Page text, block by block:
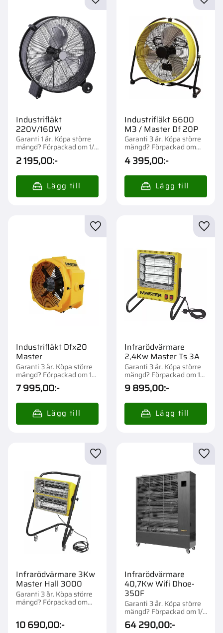
Industrifläkt
220V/160W
Garanti 1 år. Köpa större
mängd? Förpackad om 1/4
st.
2 195,00:-
Lägg till i favoriter
Industrifläkt 6600
M3 / Master Df 20P
Garanti 3 år. Köpa större
mängd? Förpackad om
1/18 st.
4 395,00:-
Industrifläkt Dfx20
Master
Garanti 3 år. Köpa större
mängd? Förpackad om 1
st.
7 995,00:-
Lägg till i favoriter
Infrarödvärmare
2,4Kw Master Ts 3A
Garanti 3 år. Köpa större
mängd? Förpackad om 1
st.
9 895,00:-
Infrarödvärmare 3Kw
Master Hall 3000
Garanti 3 år. Köpa större
mängd? Förpackad om
10 690,00:-
Lägg till i favoriter
Infrarödvärmare
40,7Kw Wifi Dhoe-
350F
Garanti 3 år. Köpa större
mängd? Förpackad om 1/2
st.
64 290,00:-